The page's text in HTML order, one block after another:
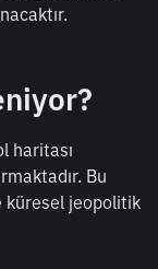
haritası
Bu
küresel jeopolitik